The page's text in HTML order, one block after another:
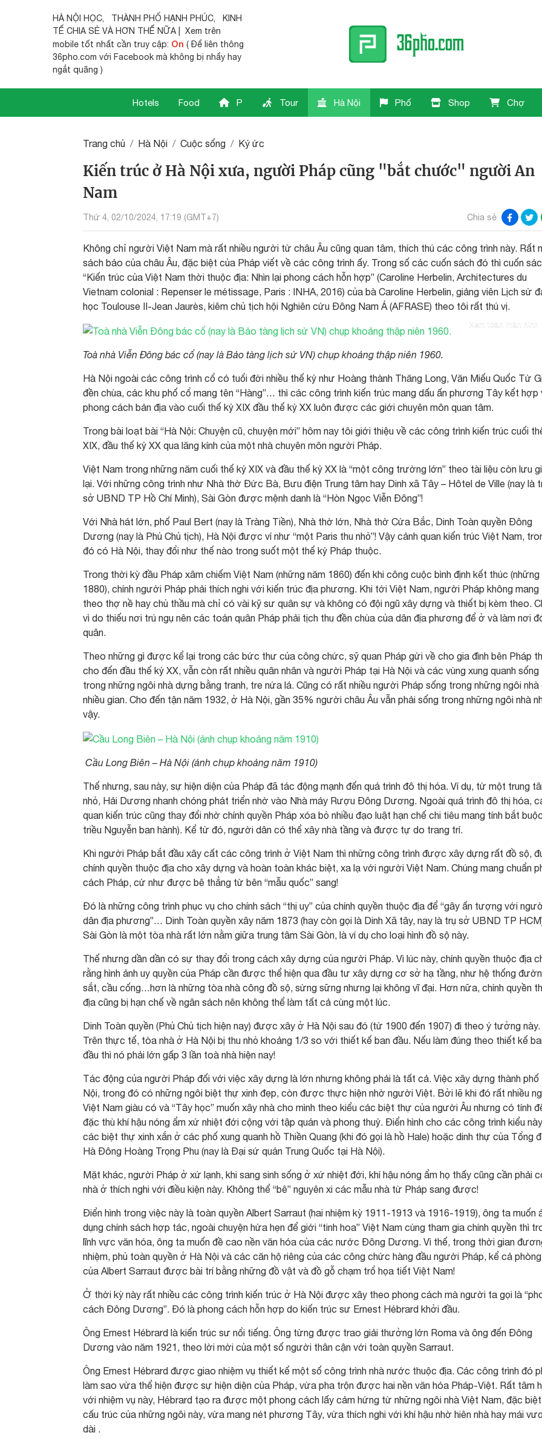
HÀ NỘI HỌC, THÀNH PHỐ HẠNH PHÚC,
KINH
TẾ CHIA SẺ VÀ HƠN THẾ NỮA | Xem trên
mobile tốt nhất cần truy cập: On ( Để liên thông
36pho.com với Facebook mà không bị nhẩy hay
ngắt quãng )
Hotels Food P Tour Hà Nội Phố Shop Chợ
Trang chủ Hà Nội Cuộc sống Ký ức
Kiến trúc ở Hà Nội xưa, người Pháp cũng "bắt chước" người An
Nam
Thứ 4, 02/10/2024, 17:19 (GMT+7) Chia sẻ
Không chỉ người Việt Nam mà rất nhiều người từ châu Âu cũng quan tâm, thích thú các công trình này. Rất
sách báo của châu Âu, đặc biệt của Pháp viết về các công trình ấy. Trong số các cuốn sách đó thì cuốn
“Kiến trúc của Việt Nam thời thuộc địa: Nhìn lại phong cách hỗn hợp” (Caroline Herbelin, Architectures du
Vietnam colonial : Repenser le métissage, Paris : INHA, 2016) của bà Caroline Herbelin, giảng viên Lịch sử
học Toulouse II-Jean Jaurès, kiêm chủ tịch hội Nghiên cứu Đông Nam Á (AFRASE) theo tôi rất thú vị.
Xem toàn màn hình
Toà nhà Viễn Đông bác cổ (nay là Bảo tàng lịch sử VN) chụp khoảng thập niên 1960.
Hà Nội ngoài các công trình cổ có tuổi đời nhiều thế kỷ như Hoàng thành Thăng Long, Văn Miếu Quốc Tử
đền chùa, các khu phố cổ mang tên “Hàng”… thì các công trình kiến trúc mang dấu ấn phương Tây kết hợp
phong cách bản địa vào cuối thế kỷ XIX đầu thế kỷ XX luôn được các giới chuyên môn quan tâm.
Trong bài loạt bài “Hà Nội: Chuyện cũ, chuyện mới” hôm nay tôi giới thiệu về các công trình kiến trúc cuối
XIX, đầu thế kỷ XX qua lăng kính của một nhà chuyên môn người Pháp.
Việt Nam trong những năm cuối thế kỷ XIX và đầu thế kỷ XX là “một công trường lớn” theo tài liệu còn lưu
lại. Với những công trình như Nhà thờ Đức Bà, Bưu điện Trung tâm hay Dinh xã Tây – Hôtel de Ville (nay là
sở UBND TP Hồ Chí Minh), Sài Gòn được mệnh danh là “Hòn Ngọc Viễn Đông”!
Với Nhà hát lớn, phố Paul Bert (nay là Tràng Tiền), Nhà thờ lớn, Nhà thờ Cửa Bắc, Dinh Toàn quyền Đông
Dương (nay là Phủ Chủ tịch), Hà Nội được ví như “một Paris thu nhỏ”! Vậy cảnh quan kiến trúc Việt Nam,
đó có Hà Nội, thay đổi như thế nào trong suốt một thế kỷ Pháp thuộc.
Trong thời kỳ đầu Pháp xâm chiếm Việt Nam (những năm 1860) đến khi công cuộc bình định kết thúc (những
1880), chính người Pháp phải thích nghi với kiến trúc địa phương. Khi tới Việt Nam, người Pháp không mang
theo thợ nề hay chủ thầu mà chỉ có vài kỹ sư quân sự và không có đội ngũ xây dựng và thiết bị kèm theo.
vì do thiếu nơi trú ngụ nên các toán quân Pháp phải tịch thu đền chùa của dân địa phương để ở và làm nơi
quân.
Theo những gì được kể lại trong các bức thư của công chức, sỹ quan Pháp gửi về cho gia đình bên Pháp
cho đến đầu thế kỷ XX, vẫn còn rất nhiều quân nhân và người Pháp tại Hà Nội và các vùng xung quanh sống
trong những ngôi nhà dựng bằng tranh, tre nứa lá. Cũng có rất nhiều người Pháp sống trong những ngôi nhà
nhiều gian. Cho đến tận năm 1932, ở Hà Nội, gần 35% người châu Âu vẫn phải sống trong những ngôi nhà
vậy.
Cầu Long Biên – Hà Nội (ảnh chụp khoảng năm 1910)
Thế nhưng, sau này, sự hiện diện của Pháp đã tác động mạnh đến quá trình đô thị hóa. Ví dụ, từ một trung
nhỏ, Hải Dương nhanh chóng phát triển nhờ vào Nhà máy Rượu Đông Dương. Ngoài quá trình đô thị hóa,
quan kiến trúc cũng thay đổi nhờ chính quyền Pháp xóa bỏ nhiều đạo luật hạn chế chi tiêu mang tính bắt
triều Nguyễn ban hành). Kể từ đó, người dân có thể xây nhà tầng và được tự do trang trí.
Khi người Pháp bắt đầu xây cất các công trình ở Việt Nam thì những công trình được xây dựng rất đồ sộ,
chính quyền thuộc địa cho xây dựng và hoàn toàn khác biệt, xa lạ với người Việt Nam. Chúng mang chuẩn
cách Pháp, cứ như được bê thẳng từ bên “mẫu quốc” sang!
Đó là những công trình phục vụ cho chính sách “thị uy” của chính quyền thuộc địa để “gây ấn tượng với
dân địa phương”… Dinh Toàn quyền xây năm 1873 (hay còn gọi là Dinh Xã tây, nay là trụ sở UBND TP
Sài Gòn là một tòa nhà rất lớn nằm giữa trung tâm Sài Gòn, là ví dụ cho loại hình đồ sộ này.
Thế nhưng dần dần có sự thay đổi trong cách xây dựng của người Pháp. Vì lúc này, chính quyền thuộc địa
rằng hình ảnh uy quyền của Pháp cần được thể hiện qua đầu tư xây dựng cơ sở hạ tầng, như hệ thống
sắt, cầu cống…hơn là những tòa nhà công đồ sộ, sừng sững nhưng lại không vĩ đại. Hơn nữa, chính quyền
địa cũng bị hạn chế về ngân sách nên không thể làm tất cả cùng một lúc.
Dinh Toàn quyền (Phủ Chủ tịch hiện nay) được xây ở Hà Nội sau đó (từ 1900 đến 1907) đi theo ý tưởng này.
Trên thực tế, tòa nhà ở Hà Nội bị thu nhỏ khoảng 1/3 so với thiết kế ban đầu. Nếu làm đúng theo thiết kế
đầu thì nó phải lớn gấp 3 lần toà nhà hiện nay!
Tác động của người Pháp đối với việc xây dựng là lớn nhưng không phải là tất cả. Việc xây dựng thành phố
Nội, trong đó có những ngôi biệt thự xinh đẹp, còn được thực hiện nhờ người Việt. Bởi lẽ khi đó rất nhiều
Việt Nam giàu có và “Tây học” muốn xây nhà cho mình theo kiểu các biệt thự của người Âu nhưng có tính
đặc thù khí hậu nóng ẩm xứ nhiệt đới cộng với tập quán và phong thuỷ. Điển hình cho các công trình kiểu
các biệt thự xinh xắn ở các phố xung quanh hồ Thiền Quang (khi đó gọi là hồ Hale) hoặc dinh thự của Tổng
Hà Đông Hoàng Trọng Phu (nay là Đại sứ quán Trung Quốc tại Hà Nội).
Mặt khác, người Pháp ở xứ lạnh, khi sang sinh sống ở xứ nhiệt đới, khí hậu nóng ẩm họ thấy cũng cần phải
nhà ở thích nghi với điều kiện này. Không thể “bê” nguyên xi các mẫu nhà từ Pháp sang được!
Điển hình trong việc này là toàn quyền Albert Sarraut (hai nhiệm kỳ 1911-1913 và 1916-1919), ông ta muốn
dụng chính sách hợp tác, ngoài chuyện hứa hẹn để giới “tinh hoa” Việt Nam cùng tham gia chính quyền thì
lĩnh vực văn hóa, ông ta muốn đề cao nền văn hóa của các nước Đông Dương. Vì thế, trong thời gian
nhiệm, phủ toàn quyền ở Hà Nội và các căn hộ riêng của các công chức hàng đầu người Pháp, kể cả
của Albert Sarraut được bài trí bằng những đồ vật và đồ gỗ chạm trổ họa tiết Việt Nam!
Ở thời kỳ này rất nhiều các công trình kiến trúc ở Hà Nội được xây theo phong cách mà người ta gọi là
cách Đông Dương”. Đó là phong cách hỗn hợp do kiến trúc sư Ernest Hébrard khởi đầu.
Ông Ernest Hébrard là kiến trúc sư nổi tiếng. Ông từng được trao giải thưởng lớn Roma và ông đến Đông
Dương vào năm 1921, theo lời mời của một số người thân cận với toàn quyền Sarraut.
Ông Ernest Hébrard được giao nhiệm vụ thiết kế một số công trình nhà nước thuộc địa. Các công trình đó
làm sao vừa thể hiện được sự hiện diện của Pháp, vừa pha trộn được hai nền văn hóa Pháp-Việt. Rất tâm
với nhiệm vụ này, Hébrard tạo ra được một phong cách lấy cảm hứng từ những ngôi nhà Việt Nam, đặc
cấu trúc của những ngôi này, vừa mang nét phương Tây, vừa thích nghi với khí hậu nhờ hiên nhà hay mái
dài .